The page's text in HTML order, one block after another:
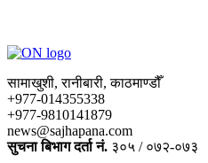
सामाखुशी, रानीबारी, काठमाण्डौँ
+977-014355338
+977-9810141879
news@sajhapana.com
सुचना बिभाग दर्ता नं. ३०५ / ०७२-०७३